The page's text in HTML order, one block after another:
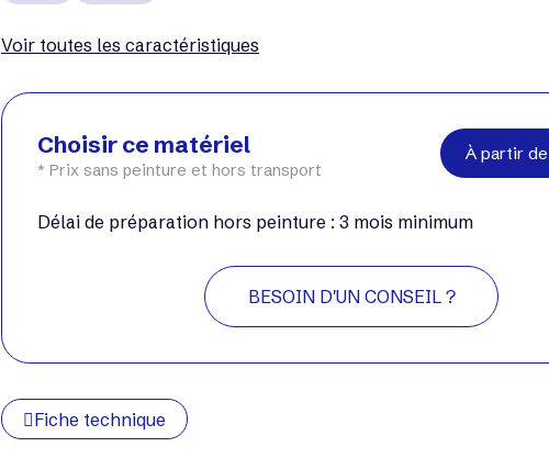
Voir toutes les caractéristiques
Fiche technique
Choisir ce matériel
* Prix sans peinture et hors transport
À partir de
Délai de préparation hors peinture : 3 mois minimum
BESOIN D'UN CONSEIL ?